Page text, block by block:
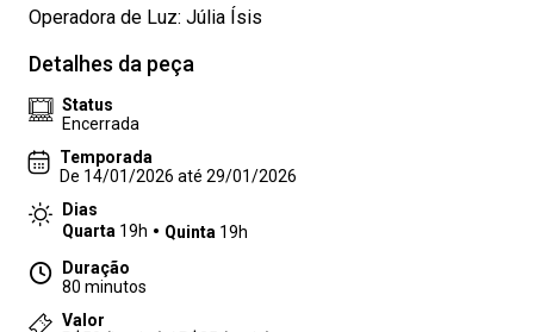
Operadora de Luz: Júlia Ísis
Detalhes da peça
Status
Encerrada
Temporada
De 14/01/2026 até 29/01/2026
Dias
Quarta 19h Quinta 19h
Duração
80 minutos
Valor